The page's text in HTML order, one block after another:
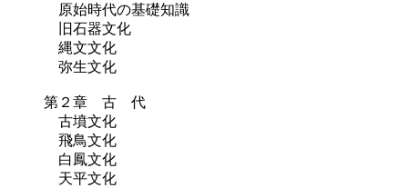
原始時代の基礎知識
旧石器文化
縄文文化
弥生文化
第２章 古 代
古墳文化
飛鳥文化
白鳳文化
天平文化